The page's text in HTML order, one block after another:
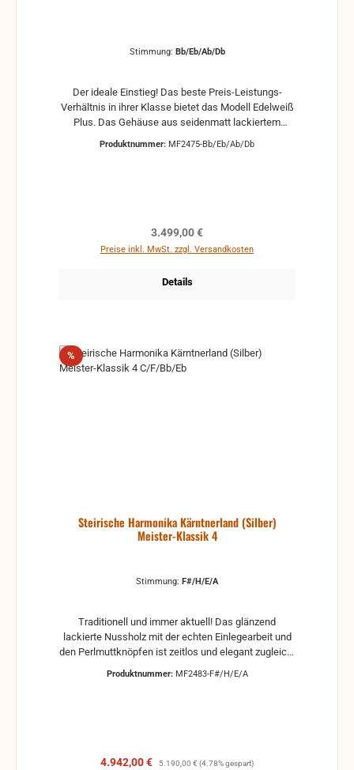
Stimmung: Bb/Eb/Ab/Db
Der ideale Einstieg! Das beste Preis-Leistungs-
Verhältnis in ihrer Klasse bietet das Modell Edelweiß
Plus. Das Gehäuse aus seidenmatt lackiertem
naturweißen Leinenbalg mit braunen Balgstreifen. In
erleichtert das Spielen enorm. Weitere Möglichkeiten
bieten die 2 Halbtöne in der 1. Reihe. Nur in dieser
optischen Ausführung erhältlich!
Produktnummer: MF2475-Bb/Eb/Ab/Db
Regulärer Preis:
3.499,00 €
Preise inkl. MwSt. zzgl. Versandkosten
Details
%Rabatt
Steirische Harmonika Kärntnerland (Silber)
Meister-Klassik 4
Stimmung: F#/H/E/A
Traditionell und immer aktuell! Das glänzend
lackierte Nussholz mit der echten Einlegearbeit und
den Perlmuttknöpfen ist zeitlos und elegant zugleich.
Edelweißbalg mit den roten Balgstreifen nicht fehlen.
Produktnummer: MF2483-F#/H/E/A
Verkaufspreis:
4.942,00 € Regulärer Preis:
5.190,00 € (4.78% gespart)